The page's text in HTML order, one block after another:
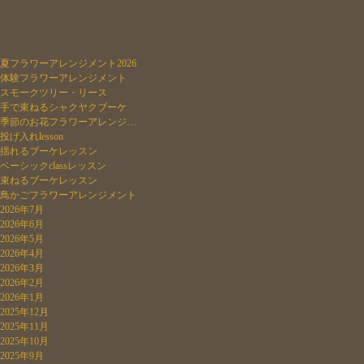
夏フラワーアレンジメント2026
体験フラワーアレンジメント
スモークツリー・リース
手で束ねるシャクヤクブーケ
季節のお花フラワーアレンジ…
投げ入れlesson
揺れるブーケレッスン
ベーシックclassレッスン
束ねるブーケレッスン
鳥かごフラワーアレンジメント
2026年7月
2026年6月
2026年5月
2026年4月
2026年3月
2026年2月
2026年1月
2025年12月
2025年11月
2025年10月
2025年9月